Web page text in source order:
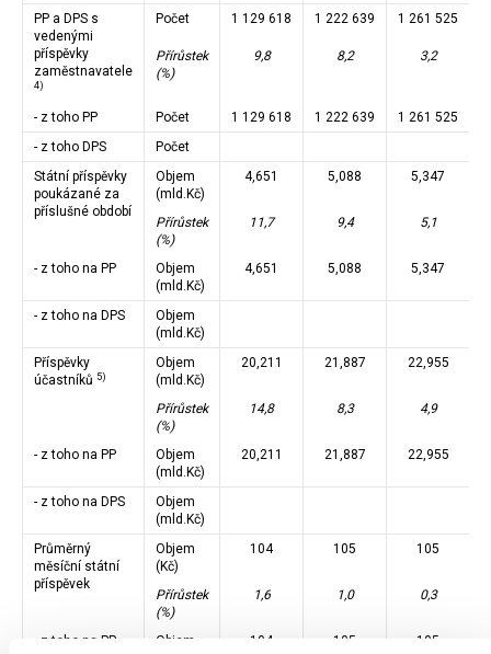
PP a DPS s
vedenými
příspěvky
zaměstnavatele
4)
Počet 1 129 618 1 222 639 1 261 525
Přírůstek
(%)
9,8 8,2 3,2
- z toho PP Počet 1 129 618 1 222 639 1 261 525
- z toho DPS
Počet
Státní příspěvky
poukázané za
příslušné období
Objem
(mld.Kč)
4,651 5,088 5,347
Přírůstek
(%)
11,7 9,4 5,1
- z toho na PP
Objem
(mld.Kč)
4,651 5,088 5,347
- z toho na DPS
Objem
(mld.Kč)
Příspěvky
účastníků 5)
Objem
(mld.Kč)
20,211 21,887 22,955
Přírůstek
(%)
14,8 8,3 4,9
- z toho na PP
Objem
(mld.Kč)
20,211 21,887 22,955
- z toho na DPS
Objem
(mld.Kč)
Průměrný
měsíční státní
příspěvek
Objem
(Kč)
104 105 105
Přírůstek
(%)
1,6 1,0 0,3
- z toho na PP
Objem
104 105 105